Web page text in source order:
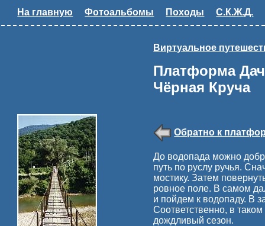
На главную Фотоальбомы Походы С.К.Ж.Д.
Виртуальное
Платформа
Чёрная Круча
Обратно к
До водопада можно
путь по руслу ручья.
мостику. Затем
ровное поле. В самом
и пойдем к водопаду. В
Соответственно, в
дождливый сезон.